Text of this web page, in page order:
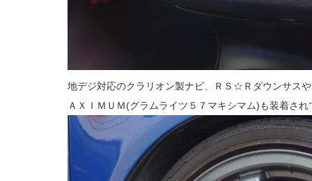
地デジ対応のクラリオン製ナビ、ＲＳ☆Ｒダウンサス
ＡＸＩＭＵＭ(グラムライツ５７マキシマム)も装着さ